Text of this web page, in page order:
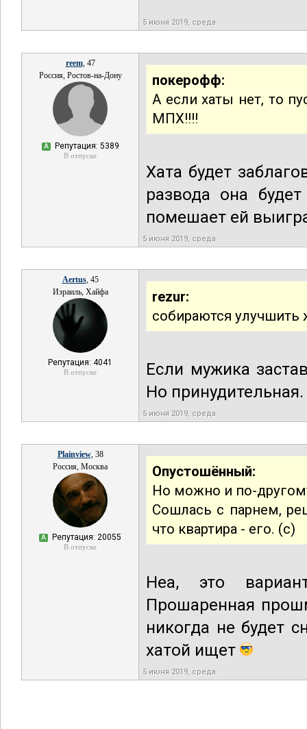
5 июня 2019, среда
reem, 47
Россия, Ростов-на-Дону
А Репутация: 5389
В отпуске
покерофф:
А если хаты нет, то
МПХ!!!!
Хата будет
развода она
помешает ей
5 июня 2019, среда
Aertus, 45
Израиль, Хайфа
Репутация: 4041
В отпуске
rezur:
собираются
Если мужика
Но принудительная.
5 июня 2019, среда
Plainview, 38
Россия, Москва
А Репутация: 20055
В отпуске
Опустошённый:
Но можно и по-
Сошлась с парнем,
что квартира - его. (с)
Неа, это
Прошаренная
никогда не будет
хатой ищет
5 июня 2019, среда